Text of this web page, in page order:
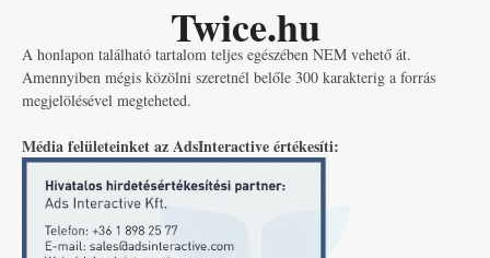
Twice.hu
A honlapon található tartalom teljes egészében NEM vehető át.
Amennyiben mégis közölni szeretnél belőle 300 karakterig a forrás
megjelölésével megteheted.
Média felületeinket az AdsInteractive értékesíti: